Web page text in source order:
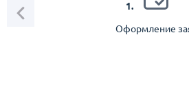
1.
Оформление